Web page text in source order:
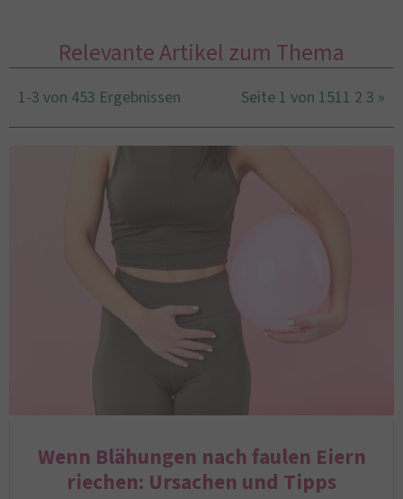
Relevante Artikel zum Thema
1-3 von 453 Ergebnissen Seite 1 von 1511 2 3 »
Wenn Blähungen nach faulen Eiern
riechen: Ursachen und Tipps